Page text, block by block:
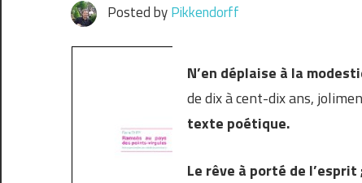
Posted byPikkendorff
N’en déplaise à la
de dix à cent-dix ans,
texte poétique.
Le rêve à porté de